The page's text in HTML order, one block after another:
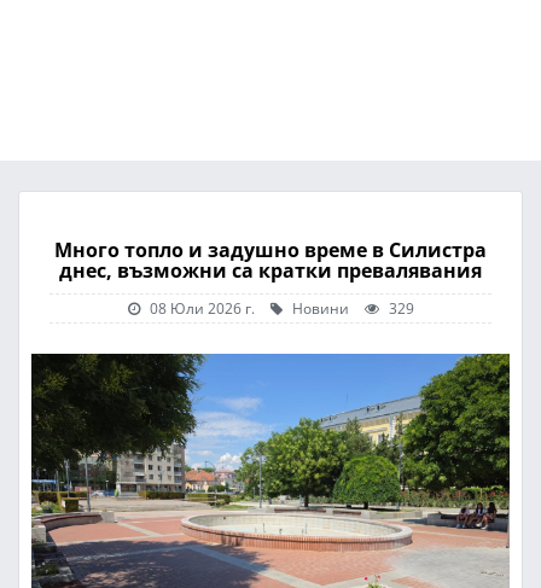
Много топло и задушно време в Силистра
днес, възможни са кратки превалявания
08 Юли 2026 г. Новини 329